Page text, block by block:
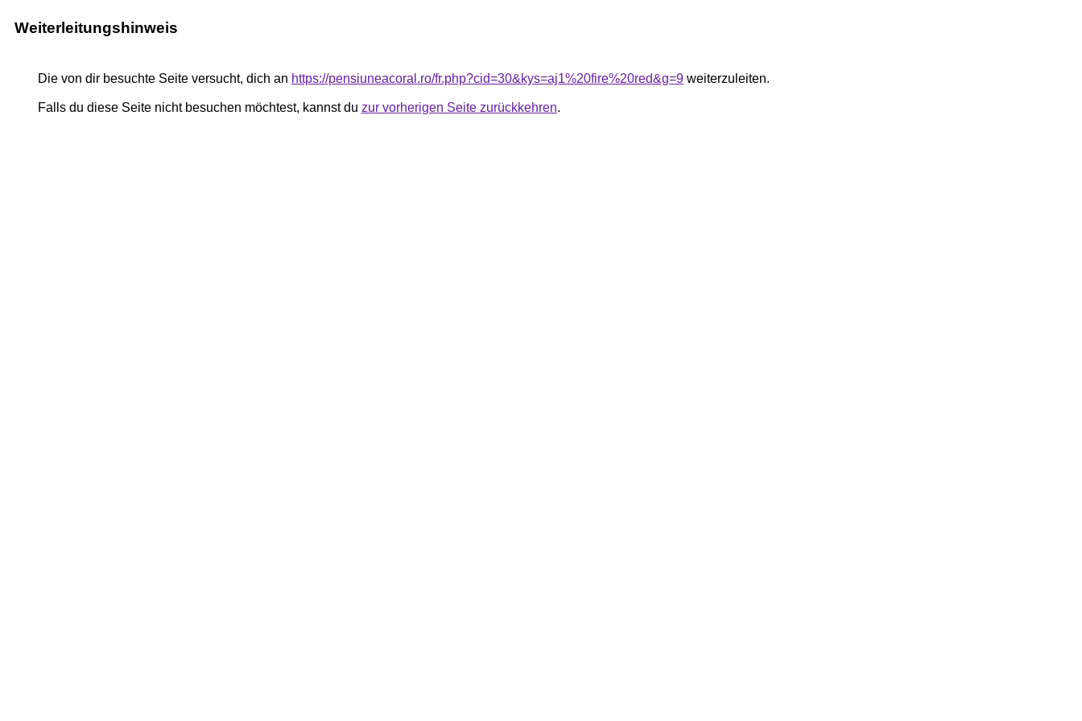
Weiterleitungshinweis
Die von dir besuchte Seite versucht, dich an https://pensiuneacoral.ro/fr.php?cid=30&kys=aj1%20fire%20red&g=9 weiterzuleiten.
Falls du diese Seite nicht besuchen möchtest, kannst du zur vorherigen Seite zurückkehren.